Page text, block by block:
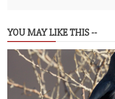
航
YOU MAY LIKE THIS --